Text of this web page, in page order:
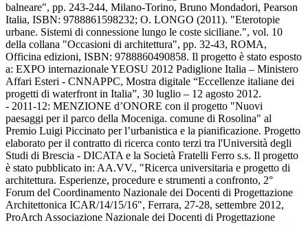
balneare", pp. 243-244, Milano-Torino, Bruno Mondadori, Pearson
Italia, ISBN: 9788861598232; O. LONGO (2011). "Eterotopie
urbane. Sistemi di connessione lungo le coste siciliane.", vol. 10
della collana "Occasioni di architettura", pp. 32-43, ROMA,
Officina edizioni, ISBN: 9788860490858. Il progetto è stato esposto
a: EXPO internazionale YEOSU 2012 Padiglione Italia – Ministero
Affari Esteri - CNNAPPC, Mostra digitale “Eccellenze italiane dei
progetti di waterfront in Italia”, 30 luglio – 12 agosto 2012.
- 2011-12: MENZIONE d’ONORE con il progetto "Nuovi
paesaggi per il parco della Moceniga. comune di Rosolina" al
Premio Luigi Piccinato per l’urbanistica e la pianificazione. Progetto
elaborato per il contratto di ricerca conto terzi tra l'Università degli
Studi di Brescia - DICATA e la Società Fratelli Ferro s.s. Il progetto
è stato pubblicato in: AA.VV., "Ricerca universitaria e progetto di
architettura. Esperienze, procedure e strumenti a confronto, 2°
Forum del Coordinamento Nazionale dei Docenti di Progettazione
Architettonica ICAR/14/15/16", Ferrara, 27-28, settembre 2012,
ProArch Associazione Nazionale dei Docenti di Progettazione